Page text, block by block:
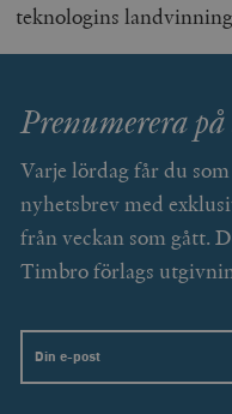
teknologins
Prenumerera
Varje lördag får du
nyhetsbrev med
från veckan som gått.
Timbro förlags
Email